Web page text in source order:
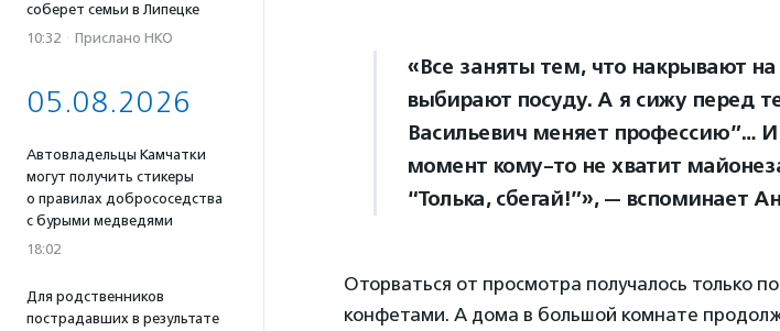
соберет семьи в Липецке
10:32 · Прислано НКО
05.08.2026
Автовладельцы Камчатки
могут получить стикеры
о правилах добрососедства
с бурыми медведями
18:02
Для родственников
пострадавших в результате
«Все заняты тем, что накрывают на
выбирают посуду. А я сижу перед
Васильевич меняет профессию”…
момент кому-то не хватит
“Толька, сбегай!”», — вспоминает
Оторваться от просмотра получалось только
конфетами. А дома в большой комнате